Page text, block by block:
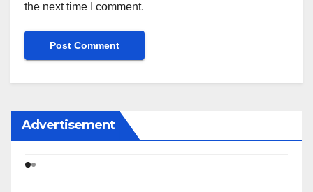
the next time I comment.
Advertisement